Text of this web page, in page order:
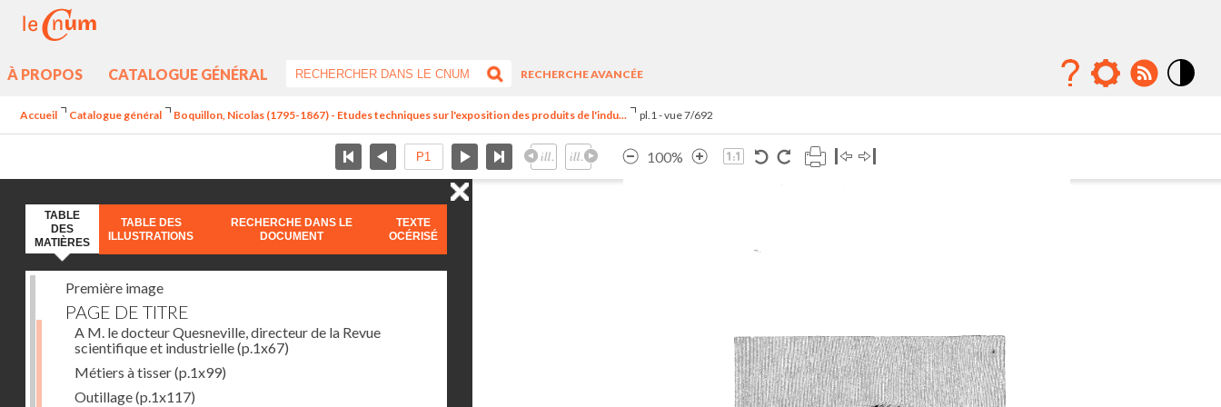
À PROPOS CATALOGUE GÉNÉRAL
RECHERCHE AVANCÉE
Accueil Catalogue général Boquillon, Nicolas (1795-1867) - Etudes techniques sur l'exposition des produits de l'indu... pl.1 - vue 7/692
100%
TABLE
DES
MATIÈRES
TABLE DES
ILLUSTRATIONS
RECHERCHE DANS LE
DOCUMENT
TEXTE
OCÉRISÉ
Première image
PAGE DE TITRE
A M. le docteur Quesneville, directeur de la Revue
scientifique et industrielle(p.1x67)
Métiers à tisser(p.1x99)
Outillage(p.1x117)